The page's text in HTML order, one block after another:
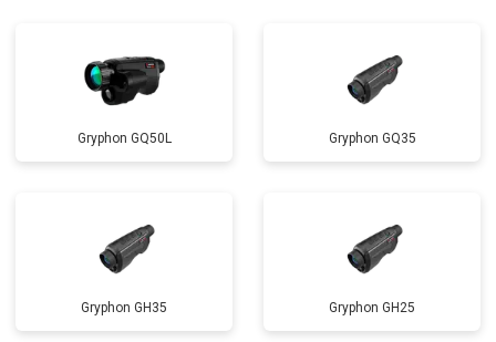
Gryphon GQ50L Gryphon GQ35
Gryphon GH35 Gryphon GH25